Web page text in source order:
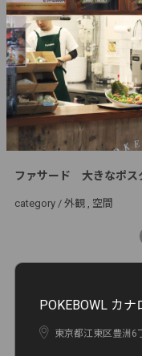
ファサード 大きなポス
category / 外観 空間
POKEBOWL カ
東京都江東区豊洲